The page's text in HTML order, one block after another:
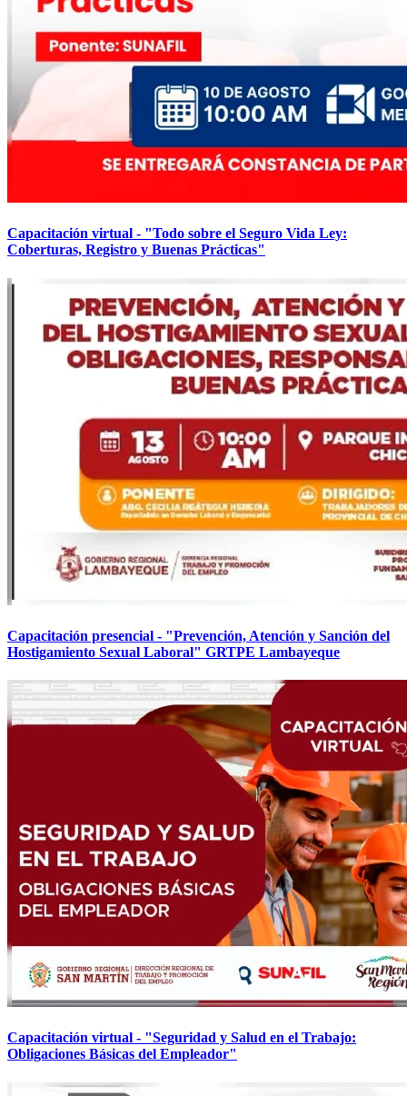
Capacitación virtual - "Todo sobre el Seguro Vida Ley:
Coberturas, Registro y Buenas Prácticas"
Capacitación presencial - "Prevención, Atención y Sanción del
Hostigamiento Sexual Laboral" GRTPE Lambayeque
Capacitación virtual - "Seguridad y Salud en el Trabajo:
Obligaciones Básicas del Empleador"